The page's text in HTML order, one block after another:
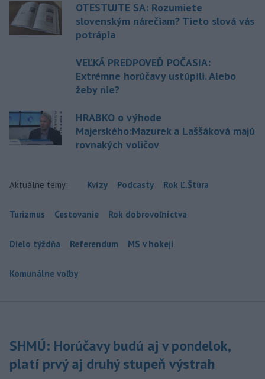
OTESTUJTE SA: Rozumiete
slovenským nárečiam? Tieto slová vás
potrápia
VEĽKÁ PREDPOVEĎ POČASIA:
Extrémne horúčavy ustúpili. Alebo
žeby nie?
HRABKO o výhode
Majerského:Mazurek a Laššáková majú
rovnakých voličov
Aktuálne témy: Kvízy Podcasty Rok Ľ.Štúra
Turizmus Cestovanie Rok dobrovoľníctva
Dielo týždňa Referendum MS v hokeji
Komunálne voľby
SHMÚ: Horúčavy budú aj v pondelok,
platí prvý aj druhý stupeň výstrah